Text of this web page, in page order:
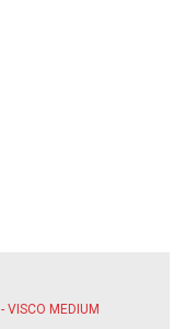
- VISCO MEDIUM